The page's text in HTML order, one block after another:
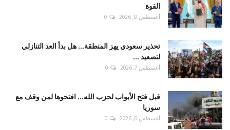
القوة
أغسطس 8, 2026 0
تحذير سعودي يهز المنطقة... هل بدأ العد التنازلي
لتصعيد ...
أغسطس 7, 2026 0
قبل فتح الأبواب لحزب الله... افتحوها لمن وقف مع
سوريا
أغسطس 6, 2026 0